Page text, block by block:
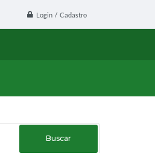
Login / Cadastro